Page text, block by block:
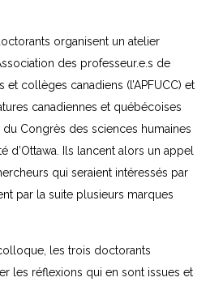
organisent un atelier
des professeur.e.s de
et collèges canadiens (l’APFUCC) et
canadiennes et québécoises
du Congrès des sciences humaines
d’Ottawa. Ils lancent alors un appel
qui seraient intéressés par
par la suite plusieurs marques
les trois doctorants
les réflexions qui en sont issues et